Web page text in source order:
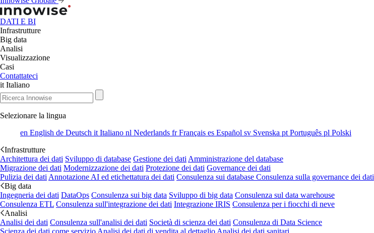
DATI E BI
Infrastrutture
Big data
Analisi
Visualizzazione
Casi
Contattateci
it Italiano
Selezionare la lingua
en English de Deutsch it Italiano nl Nederlands frFrançais es Español sv Svenska pt Português pl Polski
Infrastrutture
Architettura dei dati Sviluppo di database Gestione dei dati Amministrazione del database
Migrazione dei dati Modernizzazione dei dati Protezione dei dati Governance dei dati
Pulizia dei dati Annotazione AI ed etichettatura dei dati Consulenza sui database Consulenza sulla governance dei dati
Big data
Ingegneria dei dati DataOps Consulenza sui big data Sviluppo di big data Consulenza sul data warehouse
Consulenza ETL Consulenza sull'integrazione dei dati Integrazione IRIS Consulenza per i fiocchi di neve
Analisi
Analisi dei dati Consulenza sull'analisi dei dati Società di scienza dei dati Consulenza di Data Science
Scienza dei dati come servizio Analisi dei dati di vendita al dettaglio Analisi dei dati sanitari